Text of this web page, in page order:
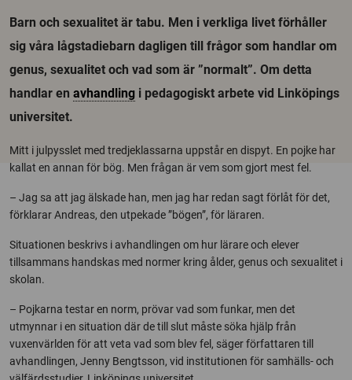
Barn och sexualitet är tabu. Men i verkliga livet förhåller
sig våra lågstadiebarn dagligen till frågor som handlar om
genus, sexualitet och vad som är ”normalt”. Om detta
handlar en avhandling i pedagogiskt arbete vid Linköpings
universitet.
Mitt i julpysslet med tredjeklassarna uppstår en dispyt. En pojke har
kallat en annan för bög. Men frågan är vem som gjort mest fel.
– Jag sa att jag älskade han, men jag har redan sagt förlåt för det,
förklarar Andreas, den utpekade ”bögen”, för läraren.
Situationen beskrivs i avhandlingen om hur lärare och elever
tillsammans handskas med normer kring ålder, genus och sexualitet i
skolan.
– Pojkarna testar en norm, prövar vad som funkar, men det
utmynnar i en situation där de till slut måste söka hjälp från
vuxenvärlden för att veta vad som blev fel, säger författaren till
avhandlingen, Jenny Bengtsson, vid institutionen för samhälls- och